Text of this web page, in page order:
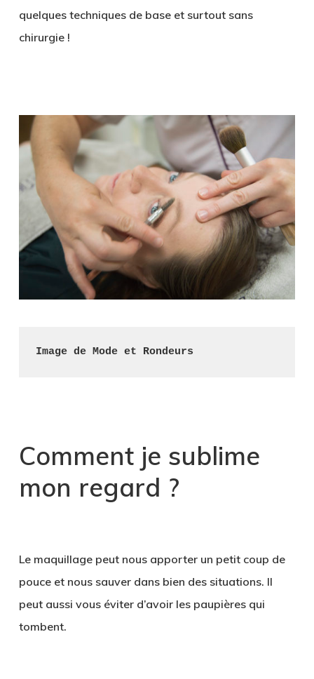
quelques techniques de base et surtout sans
chirurgie !
Image de Mode et Rondeurs
Comment je sublime
mon regard ?
Le maquillage peut nous apporter un petit coup de
pouce et nous sauver dans bien des situations. Il
peut aussi vous éviter d’avoir les paupières qui
tombent.